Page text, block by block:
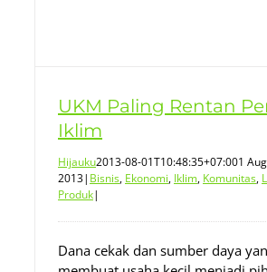
UKM Paling Rentan
Iklim
Hijauku2013-08-01T10:48:35+07:001
2013| Bisnis, Ekonomi, Iklim, Komunitas,
Produk|
Dana cekak dan sumber daya